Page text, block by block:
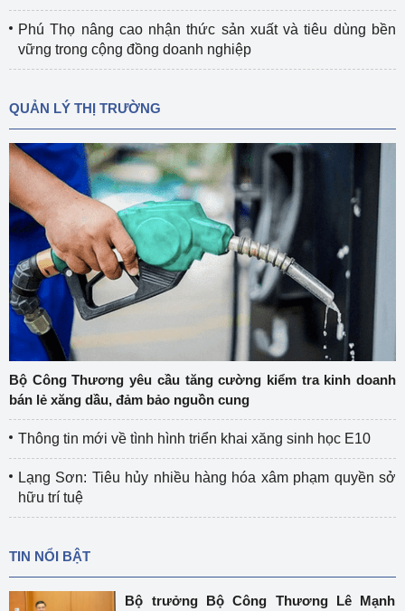
Phú Thọ nâng cao nhận thức sản xuất và tiêu dùng bền
vững trong cộng đồng doanh nghiệp
QUẢN LÝ THỊ TRƯỜNG
Bộ Công Thương yêu cầu tăng cường kiểm tra kinh doanh
bán lẻ xăng dầu, đảm bảo nguồn cung
Thông tin mới về tình hình triển khai xăng sinh học E10
Lạng Sơn: Tiêu hủy nhiều hàng hóa xâm phạm quyền sở
hữu trí tuệ
TIN NỔI BẬT
Bộ trưởng Bộ Công Thương Lê Mạnh